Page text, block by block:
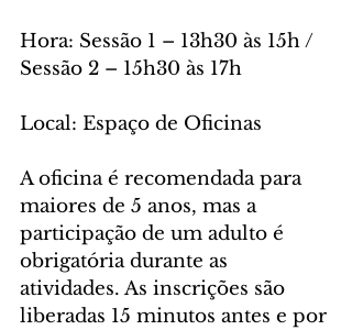
Hora: Sessão 1 – 13h30 às 15h /
Sessão 2 – 15h30 às 17h
Local: Espaço de Oficinas
A oficina é recomendada para
maiores de 5 anos, mas a
participação de um adulto é
obrigatória durante as
atividades. As inscrições são
liberadas 15 minutos antes e por